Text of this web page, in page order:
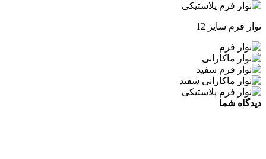
نوار فرم سایز 12
دیدگاه شما